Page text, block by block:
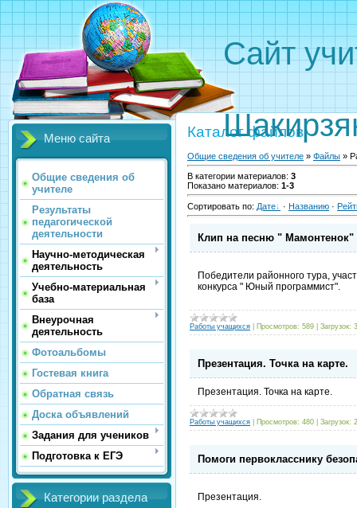
Сайт
Меню сайта
Общие сведения об
учителе
Результаты
педагогической
деятельности
Научно-методическая
деятельность
Учебно-материальная
база
Внеурочная
деятельность
Фотоальбомы
Гостевая книга
Обратная связь
Доска объявлений
Задания для учеников
Подготовка к ЕГЭ
Категории раздела
Каталог файлов
Общие сведения об учителе » Файлы »
В категории материалов: 3
Показано материалов: 1-3
Сортировать по: Дате · Названию ·
Клип на песню " Мамонтенок"
Победители районного тура,
конкурса " Юный программист".
Работы учащихся Просмотров: 589 Загрузок:
Презентация. Точка на карте.
Презентация. Точка на карте.
Работы учащихся Просмотров: 480 Загрузок:
Помоги первокласснику
Презентация.